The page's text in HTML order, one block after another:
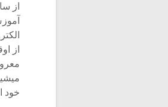
از
خود